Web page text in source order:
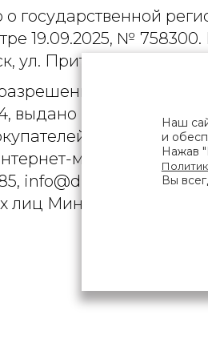
о государственной
19.09.2025, №
ул. Притыцкого, д.79,
(лицензия)
выдано
интернет-
магазина о
info@diarossa.by.
лиц Минского
Наш
и
Нажав
Вы